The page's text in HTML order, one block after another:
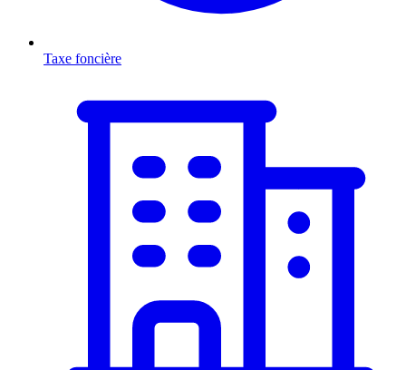
Taxe foncière